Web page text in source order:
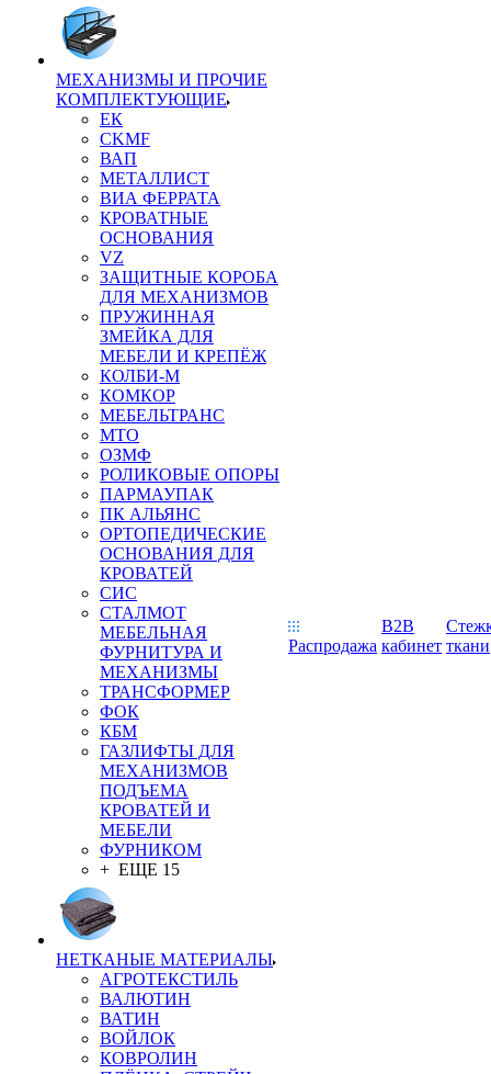
МЕХАНИЗМЫ И ПРОЧИЕ
КОМПЛЕКТУЮЩИЕ
ЕК
CKMF
ВАП
МЕТАЛЛИСТ
ВИА ФЕРРАТА
КРОВАТНЫЕ
ОСНОВАНИЯ
VZ
ЗАЩИТНЫЕ КОРОБА
ДЛЯ МЕХАНИЗМОВ
ПРУЖИННАЯ
ЗМЕЙКА ДЛЯ
МЕБЕЛИ И КРЕПЁЖ
КОЛБИ-М
КОМКОР
МЕБЕЛЬТРАНС
MTO
ОЗМФ
РОЛИКОВЫЕ ОПОРЫ
ПАРМАУПАК
ПК АЛЬЯНС
ОРТОПЕДИЧЕСКИЕ
ОСНОВАНИЯ ДЛЯ
КРОВАТЕЙ
СИС
СТАЛМОТ
МЕБЕЛЬНАЯ
ФУРНИТУРА И
МЕХАНИЗМЫ
ТРАНСФОРМЕР
ФОК
КБМ
ГАЗЛИФТЫ ДЛЯ
МЕХАНИЗМОВ
ПОДЪЕМА
КРОВАТЕЙ И
МЕБЕЛИ
ФУРНИКОМ
+ ЕЩЕ 15
НЕТКАНЫЕ МАТЕРИАЛЫ
АГРОТЕКСТИЛЬ
ВАЛЮТИН
ВАТИН
ВОЙЛОК
КОВРОЛИН
Распродажа
B2B
кабинет ткани